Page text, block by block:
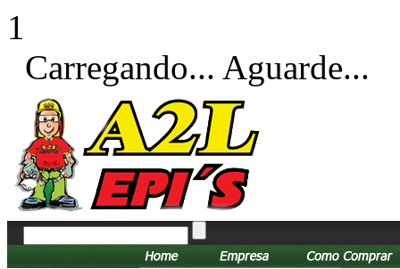
1
Carregando... Aguarde...